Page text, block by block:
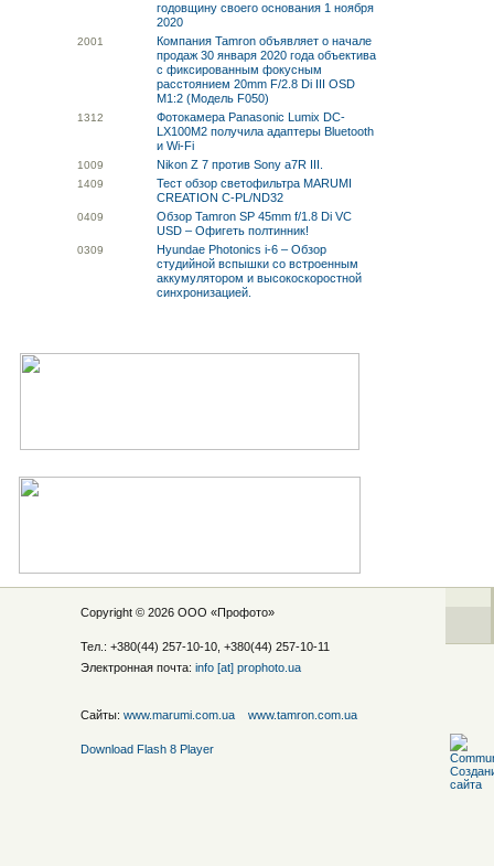
годовщину своего основания 1 ноября
2020
2001
Компания Tamron объявляет о начале
продаж 30 января 2020 года объектива
с фиксированным фокусным
расстоянием 20mm F/2.8 Di III OSD
M1:2 (Модель F050)
1312
Фотокамера Panasonic Lumix DC-
LX100M2 получила адаптеры Bluetooth
и Wi-Fi
1009 Nikon Z 7 против Sony a7R III.
1409
Тест обзор светофильтра MARUMI
CREATION C-PL/ND32
0409
Обзор Tamron SP 45mm f/1.8 Di VC
USD – Офигеть полтинник!
0309
Hyundae Photonics i-6 – Обзор
студийной вспышки со встроенным
аккумулятором и высокоскоростной
синхронизацией.
Copyright © 2026 ООО «Профото»
Тел.: +380(44) 257-10-10, +380(44) 257-10-11
Электронная почта: info [at] prophoto.ua
Сайты: www.marumi.com.ua www.tamron.com.ua
Download Flash 8 Player